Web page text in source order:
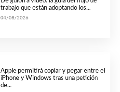
trabajo que están adoptando los...
04/08/2026
Apple permitirá copiar y pegar entre el
iPhone y Windows tras una petición
de...